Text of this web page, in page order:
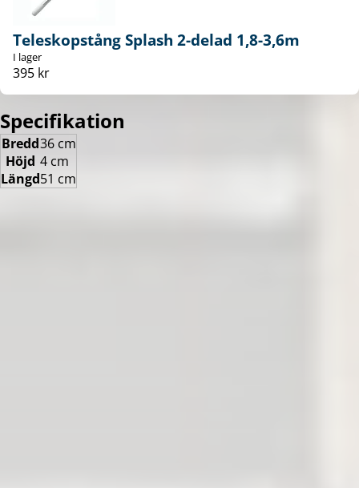
Teleskopstång Splash 2-delad 1,8-3,6m
I lager
395 kr
Specifikation
Bredd36 cm
Höjd 4 cm
Längd51 cm